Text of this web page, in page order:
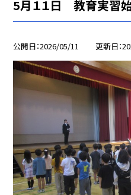
5月１１日 教育実習
公開日 2026/05/11 更新日